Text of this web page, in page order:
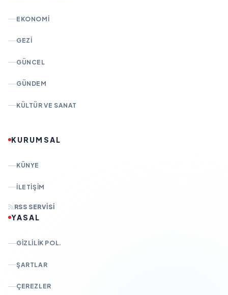
EKONOMI
GEZI
GÜNCEL
GÜNDEM
KÜLTÜR VE SANAT
KURUMSAL
KÜNYE
İLETIŞIM
RSS SERVISI
YASAL
GIZLILIK POL.
ŞARTLAR
ÇEREZLER